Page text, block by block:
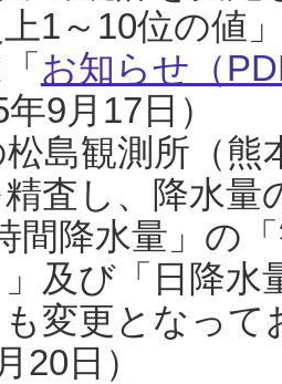
1～10位の値
お知らせ（
9月17日）
島観測所（熊
査し、降水
間降水量」の
及び「日降
変更となっ
20日）